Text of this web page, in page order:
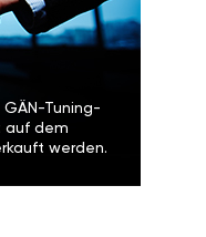
Tuning-
auf dem
werden.